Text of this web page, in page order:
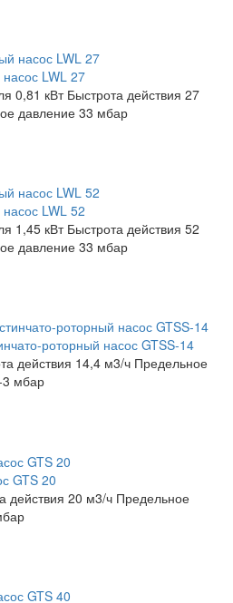
LWL 27
0,81 кВт Быстрота действия 27
давление 33 мбар
LWL 52
1,45 кВт Быстрота действия 52
давление 33 мбар
роторный насос GTSS-14
действия 14,4 м3/ч Предельное
3 мбар
GTS 20
действия 20 м3/ч Предельное